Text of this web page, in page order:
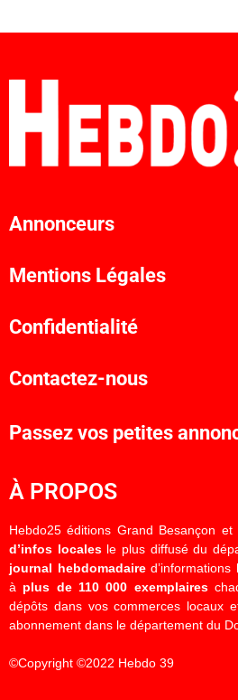
Annonceurs
Mentions Légales
Confidentialité
Contactez-nous
Passez vos petites
À PROPOS
Hebdo25 éditions Grand Besançon et
d’infos localesle plus diffusé du
journal hebdomadaired’informations
à plus de 110 000 exemplaires
dépôts dans vos commerces locaux
abonnement dans le département du
©Copyright ©2022 Hebdo 39